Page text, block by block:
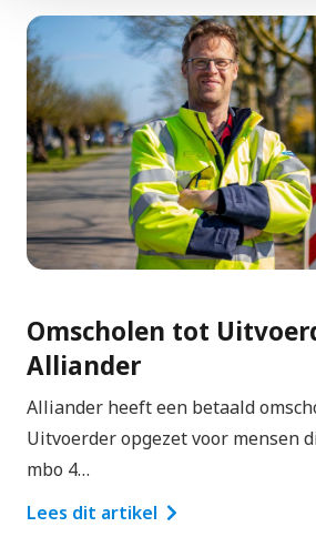
Omscholen tot
Alliander
Alliander heeft een betaald
Uitvoerder opgezet voor mensen
mbo 4…
Lees dit artikel